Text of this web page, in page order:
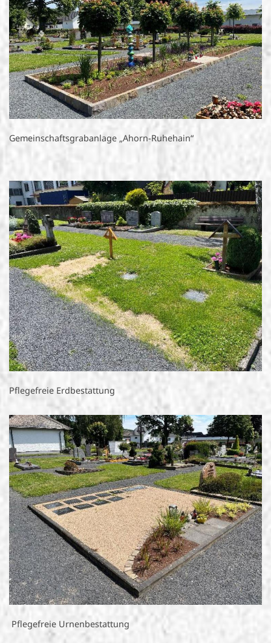
Gemeinschaftsgrabanlage „Ahorn-Ruhehain“
Pflegefreie Erdbestattung
Pflegefreie Urnenbestattung